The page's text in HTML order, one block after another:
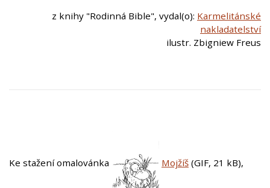
z knihy "Rodinná Bible", vydal(o): Karmelitánské
nakladatelství
ilustr. Zbigniew Freus
Ke stažení omalovánka Mojžíš (GIF, 21 kB),